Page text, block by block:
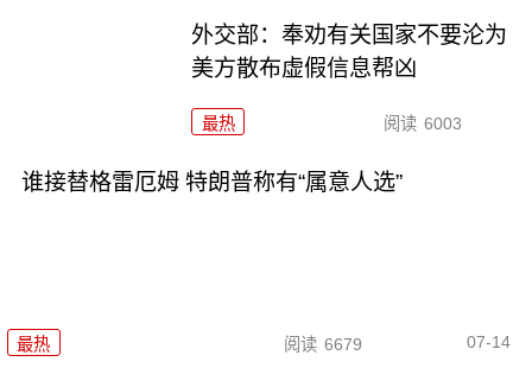
外交部：奉劝有关国家不要沦为
美方散布虚假信息帮凶
最热 阅读 6003
谁接替格雷厄姆 特朗普称有“属意人选”
最热 阅读 6679 07-14